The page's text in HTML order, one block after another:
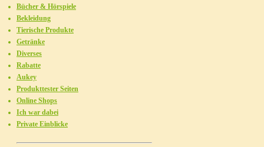
Bücher & Hörspiele
Bekleidung
Tierische Produkte
Getränke
Diverses
Rabatte
Aukey
Produkttester Seiten
Online Shops
Ich war dabei
Private Einblicke